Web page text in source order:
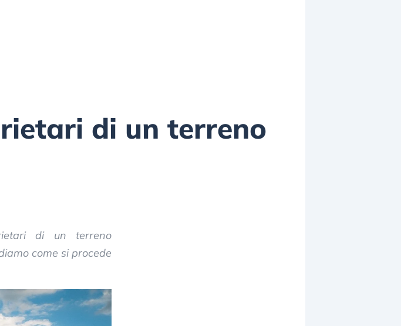
di un terreno
di un terreno
come si procede